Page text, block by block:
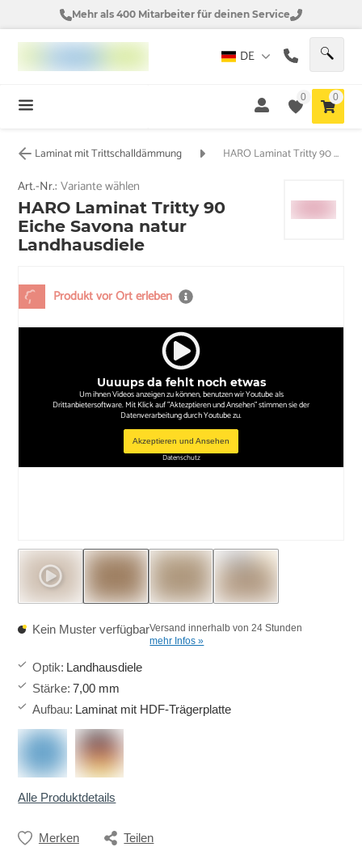
Mehr als 400 Mitarbeiter für deinen Service
DE
0 0
Laminat mit Trittschalldämmung HARO Laminat Tritty 90 Eiche Savona natur Landhausdiele
Produkt vor Ort erleben
Uuuups da fehlt noch etwas
Um ihnen Videos anzeigen zu können, benutzen wir Youtube als
Drittanbietersoftware. Mit Klick auf "Aktezptieren und Ansehen" stimmen sie der
Datenverarbeitung durch Youtube zu.
Akzeptieren und Ansehen
Datenschutz
Art.-Nr.:Variante wählen
HARO Laminat Tritty 90
Eiche Savona natur
Landhausdiele
Kein Muster verfügbarVersand innerhalb von 24 Stunden
mehr Infos »
Optik: Landhausdiele
Stärke: 7,00 mm
Aufbau: Laminat mit HDF-Trägerplatte
Alle Produktdetails
Merken Teilen